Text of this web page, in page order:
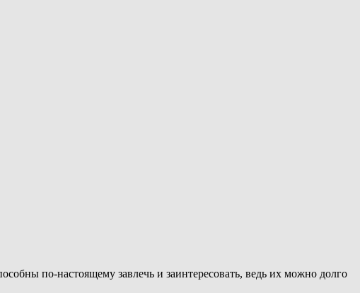
по-настоящему завлечь и заинтересовать, ведь их можно долго